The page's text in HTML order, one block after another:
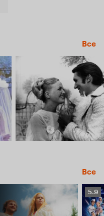
Все
Все
5.9
5.9